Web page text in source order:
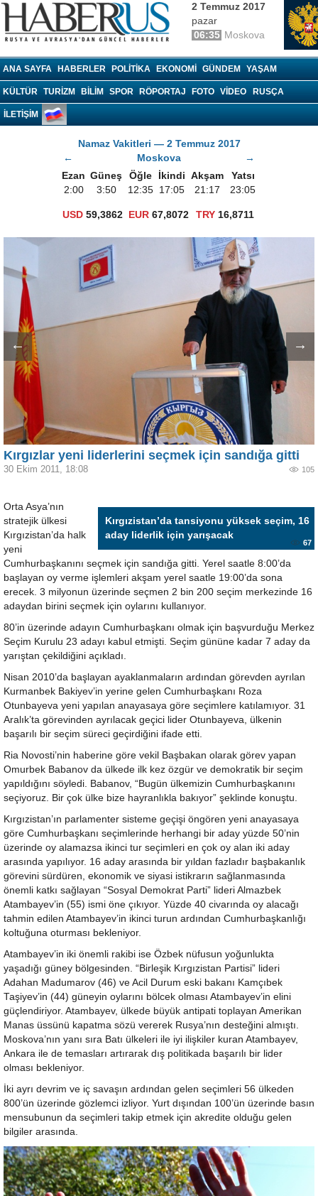
2 Temmuz 2017
pazar
06:35 Moskova
ANA SAYFA HABERLER POLITIKA EKONOMI GÜNDEM YAŞAM
KÜLTÜR TURIZM BILIM SPOR RÖPORTAJ FOTO VIDEO RUSÇA
İLETİŞİM
Namaz Vakitleri — 2 Temmuz 2017
←
Moskova
→
Ezan Güneş Öğle İkindi Akşam
Yatsı
2:00
3:50 12:35 17:05 21:17 23:05
USD 59,3862 EUR 67,8072 TRY 16,8711
← →
Kırgızlar yeni liderlerini seçmek için sandığa gitti
30 Ekim 2011, 18:08 105
Kırgızistan’da tansiyonu yüksek seçim, 16
aday liderlik için yarışacak
67
Orta Asya’nın
stratejik ülkesi
Kırgızistan’da halk
yeni
Cumhurbaşkanını seçmek için sandığa gitti. Yerel saatle 8:00’da
başlayan oy verme işlemleri akşam yerel saatle 19:00’da sona
erecek. 3 milyonun üzerinde seçmen 2 bin 200 seçim merkezinde 16
adaydan birini seçmek için oylarını kullanıyor.
80’in üzerinde adayın Cumhurbaşkanı olmak için başvurduğu Merkez
Seçim Kurulu 23 adayı kabul etmişti. Seçim gününe kadar 7 aday da
yarıştan çekildiğini açıkladı.
Nisan 2010’da başlayan ayaklanmaların ardından görevden ayrılan
Kurmanbek Bakiyev’in yerine gelen Cumhurbaşkanı Roza
Otunbayeva yeni yapılan anayasaya göre seçimlere katılamıyor. 31
Aralık’ta görevinden ayrılacak geçici lider Otunbayeva, ülkenin
başarılı bir seçim süreci geçirdiğini ifade etti.
Ria Novosti’nin haberine göre vekil Başbakan olarak görev yapan
Omurbek Babanov da ülkede ilk kez özgür ve demokratik bir seçim
yapıldığını söyledi. Babanov, “Bugün ülkemizin Cumhurbaşkanını
seçiyoruz. Bir çok ülke bize hayranlıkla bakıyor” şeklinde konuştu.
Kırgızistan’ın parlamenter sisteme geçişi öngören yeni anayasaya
göre Cumhurbaşkanı seçimlerinde herhangi bir aday yüzde 50’nin
üzerinde oy alamazsa ikinci tur seçimleri en çok oy alan iki aday
arasında yapılıyor. 16 aday arasında bir yıldan fazladır başbakanlık
görevini sürdüren, ekonomik ve siyasi istikrarın sağlanmasında
önemli katkı sağlayan “Sosyal Demokrat Parti” lideri Almazbek
Atambayev’in (55) ismi öne çıkıyor. Yüzde 40 civarında oy alacağı
tahmin edilen Atambayev’in ikinci turun ardından Cumhurbaşkanlığı
koltuğuna oturması bekleniyor.
Atambayev’in iki önemli rakibi ise Özbek nüfusun yoğunlukta
yaşadığı güney bölgesinden. “Birleşik Kırgızistan Partisi” lideri
Adahan Madumarov (46) ve Acil Durum eski bakanı Kamçıbek
Taşiyev’in (44) güneyin oylarını bölcek olması Atambayev’in elini
güçlendiriyor. Atambayev, ülkede büyük antipati toplayan Amerikan
Manas üssünü kapatma sözü vererek Rusya’nın desteğini almıştı.
Moskova’nın yanı sıra Batı ülkeleri ile iyi ilişkiler kuran Atambayev,
Ankara ile de temasları artırarak dış politikada başarılı bir lider
olması bekleniyor.
İki ayrı devrim ve iç savaşın ardından gelen seçimleri 56 ülkeden
800’ün üzerinde gözlemci izliyor. Yurt dışından 100’ün üzerinde basın
mensubunun da seçimleri takip etmek için akredite olduğu gelen
bilgiler arasında.